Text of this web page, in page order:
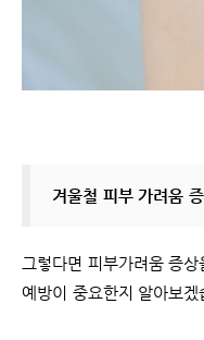
겨울철 피부 가려움
그렇다면 피부가려움 증
예방이 중요한지 알아보겠